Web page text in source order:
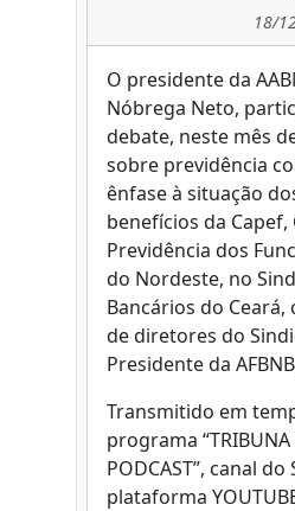
18/
O presidente da
Nóbrega Neto,
debate, neste mês
sobre previdência
ênfase à situação
benefícios da Capef,
Previdência dos
do Nordeste, no
Bancários do
de diretores do
Presidente da
Transmitido em
programa “TRIBUNA
PODCAST”, canal
plataforma